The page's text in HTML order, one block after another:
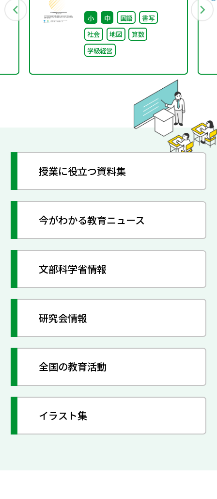
野編～
小 中 国語
書写
社会
地図
算数
学級経営
授業に役立つ資料集
今がわかる教育ニュース
文部科学省情報
研究会情報
全国の教育活動
イラスト集